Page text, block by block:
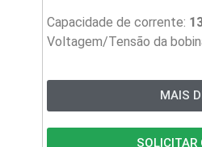
Capacidade de corrente:
Voltagem/Tensão da
MAIS
SOLICITAR